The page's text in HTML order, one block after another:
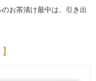
お茶漬け最中は、引き出